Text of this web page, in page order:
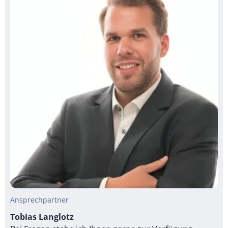
Ansprechpartner
Tobias Langlotz